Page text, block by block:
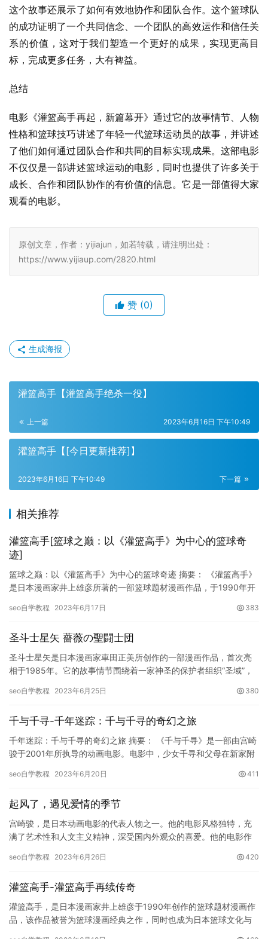
这个故事还展示了如何有效地协作和团队合作。这个篮球队
的成功证明了一个共同信念、一个团队的高效运作和信任关
系的价值，这对于我们塑造一个更好的成果，实现更高目
标，完成更多任务，大有裨益。
总结
电影《灌篮高手再起，新篇幕开》通过它的故事情节、人物
性格和篮球技巧讲述了年轻一代篮球运动员的故事，并讲述
了他们如何通过团队合作和共同的目标实现成果。这部电影
不仅仅是一部讲述篮球运动的电影，同时也提供了许多关于
成长、合作和团队协作的有价值的信息。它是一部值得大家
观看的电影。
原创文章，作者：yijiajun，如若转载，请注明出处：
https://www.yijiaup.com/2820.html
赞 (0)
生成海报
灌篮高手【灌篮高手绝杀一役】
上一篇 2023年6月16日 下午10:49
灌篮高手【[今日更新推荐]】
下一篇
2023年6月16日 下午10:49
相关推荐
灌篮高手[篮球之巅：以《灌篮高手》为中心的篮球奇
迹]
篮球之巅：以《灌篮高手》为中心的篮球奇迹 摘要： 《灌篮高手》
是日本漫画家井上雄彦所著的一部篮球题材漫画作品，于1990年开
seo自学教程 2023年6月17日 383
圣斗士星矢 薔薇の聖闘士団
圣斗士星矢是日本漫画家車田正美所创作的一部漫画作品，首次亮
相于1985年。它的故事情节围绕着一家神圣的保护者组织“圣域”，
seo自学教程 2023年6月25日 380
千与千寻-千年迷踪：千与千寻的奇幻之旅
千年迷踪：千与千寻的奇幻之旅 摘要： 《千与千寻》是一部由宫崎
骏于2001年所执导的动画电影。电影中，少女千寻和父母在新家附
seo自学教程 2023年6月20日 411
起风了，遇见爱情的季节
宫崎骏，是日本动画电影的代表人物之一。他的电影风格独特，充
满了艺术性和人文主义精神，深受国内外观众的喜爱。他的电影作
深度上…
seo自学教程 2023年6月26日 420
灌篮高手-灌篮高手再续传奇
灌篮高手，是日本漫画家井上雄彦于1990年创作的篮球题材漫画作
品，该作品被誉为篮球漫画经典之作，同时也成为日本篮球文化与